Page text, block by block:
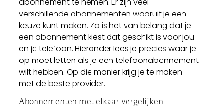
verschillende abonnementen waaruit je een
keuze kunt maken. Zo is het van belang dat je
een abonnement kiest dat geschikt is voor jou
en je telefoon. Hieronder lees je precies waar je
op moet letten als je een telefoonabonnement
wilt hebben. Op die manier krijg je te maken
met de beste provider.
Abonnementen met elkaar vergelijken